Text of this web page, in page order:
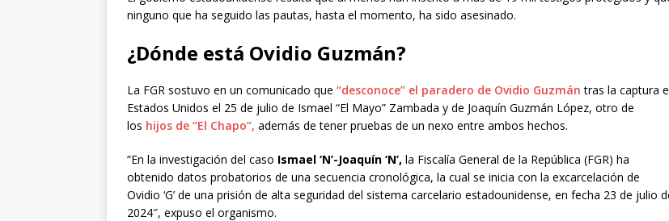
ninguno que ha seguido las pautas, hasta el momento, ha sido asesinado.
¿Dónde está Ovidio Guzmán?
La FGR sostuvo en un comunicado que “desconoce” el paradero de Ovidio Guzmán tras la captura
Estados Unidos el 25 de julio de Ismael “El Mayo” Zambada y de Joaquín Guzmán López, otro de
los hijos de “El Chapo”, además de tener pruebas de un nexo entre ambos hechos.
“En la investigación del caso Ismael ‘N’-Joaquín ‘N’, la Fiscalía General de la República (FGR) ha
obtenido datos probatorios de una secuencia cronológica, la cual se inicia con la excarcelación de
Ovidio ‘G’ de una prisión de alta seguridad del sistema carcelario estadounidense, en fecha 23 de julio
2024″, expuso el organismo.